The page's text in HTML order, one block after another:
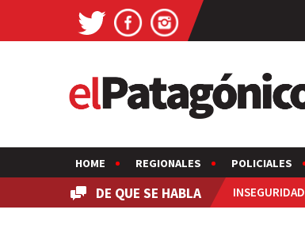
HOME REGIONALES POLICIALES
DE QUE SE HABLA INSEGURIDAD